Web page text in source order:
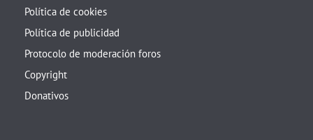
Política de cookies
Política de publicidad
Protocolo de moderación foros
Copyright
Donativos